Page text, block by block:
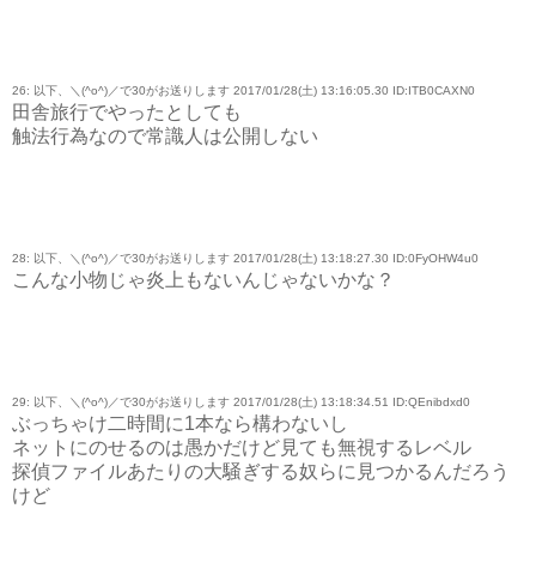
26: 以下、＼(^o^)／で30がお送りします 2017/01/28(土) 13:16:05.30 ID:ITB0CAXN0
田舎旅行でやったとしても
触法行為なので常識人は公開しない
28: 以下、＼(^o^)／で30がお送りします 2017/01/28(土) 13:18:27.30 ID:0FyOHW4u0
こんな小物じゃ炎上もないんじゃないかな？
29: 以下、＼(^o^)／で30がお送りします 2017/01/28(土) 13:18:34.51 ID:QEnibdxd0
ぶっちゃけ二時間に1本なら構わないし
ネットにのせるのは愚かだけど見ても無視するレベル
探偵ファイルあたりの大騒ぎする奴らに見つかるんだろう
けど